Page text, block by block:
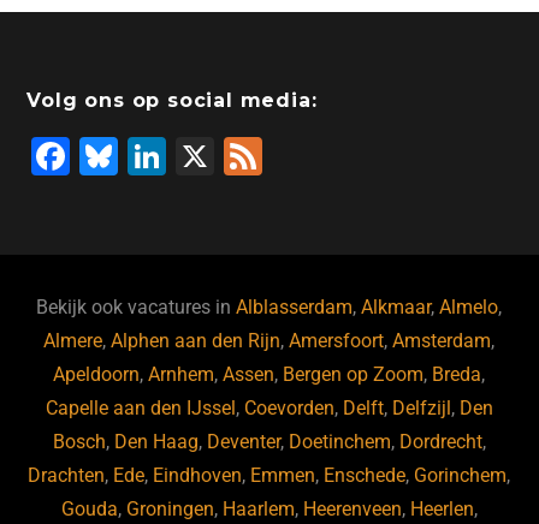
Volg ons op social media:
F
b
o
o
k
Bl
ky
Li
dI
n
X
Bekijk ook vacatures inAlblasserdam,Alkmaar,Almelo,
Almere,Alphen aan den Rijn,Amersfoort,Amsterdam,
Apeldoorn,Arnhem,Assen, Bergen op Zoom, Breda,
Capelle aan den IJssel , Coevorden, Delft, Delfzijl , Den
Bosch, Den Haag, Deventer, Doetinchem, Dordrecht,
Drachten, Ede, Eindhoven, Emmen, Enschede, Gorinchem,
Gouda, Groningen, Haarlem, Heerenveen, Heerlen,